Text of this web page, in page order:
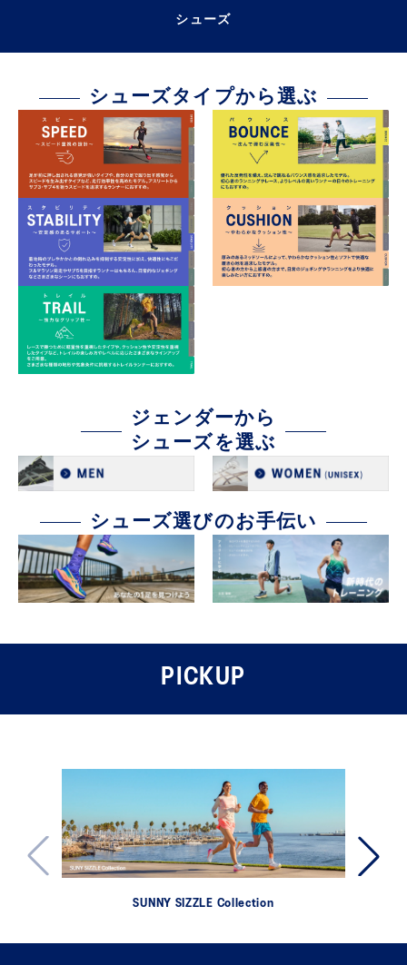
シューズ
シューズタイプから選ぶ
ジェンダーから
シューズを選ぶ
シューズ選びのお手伝い
PICKUP
SUNNY SIZZLE Collection